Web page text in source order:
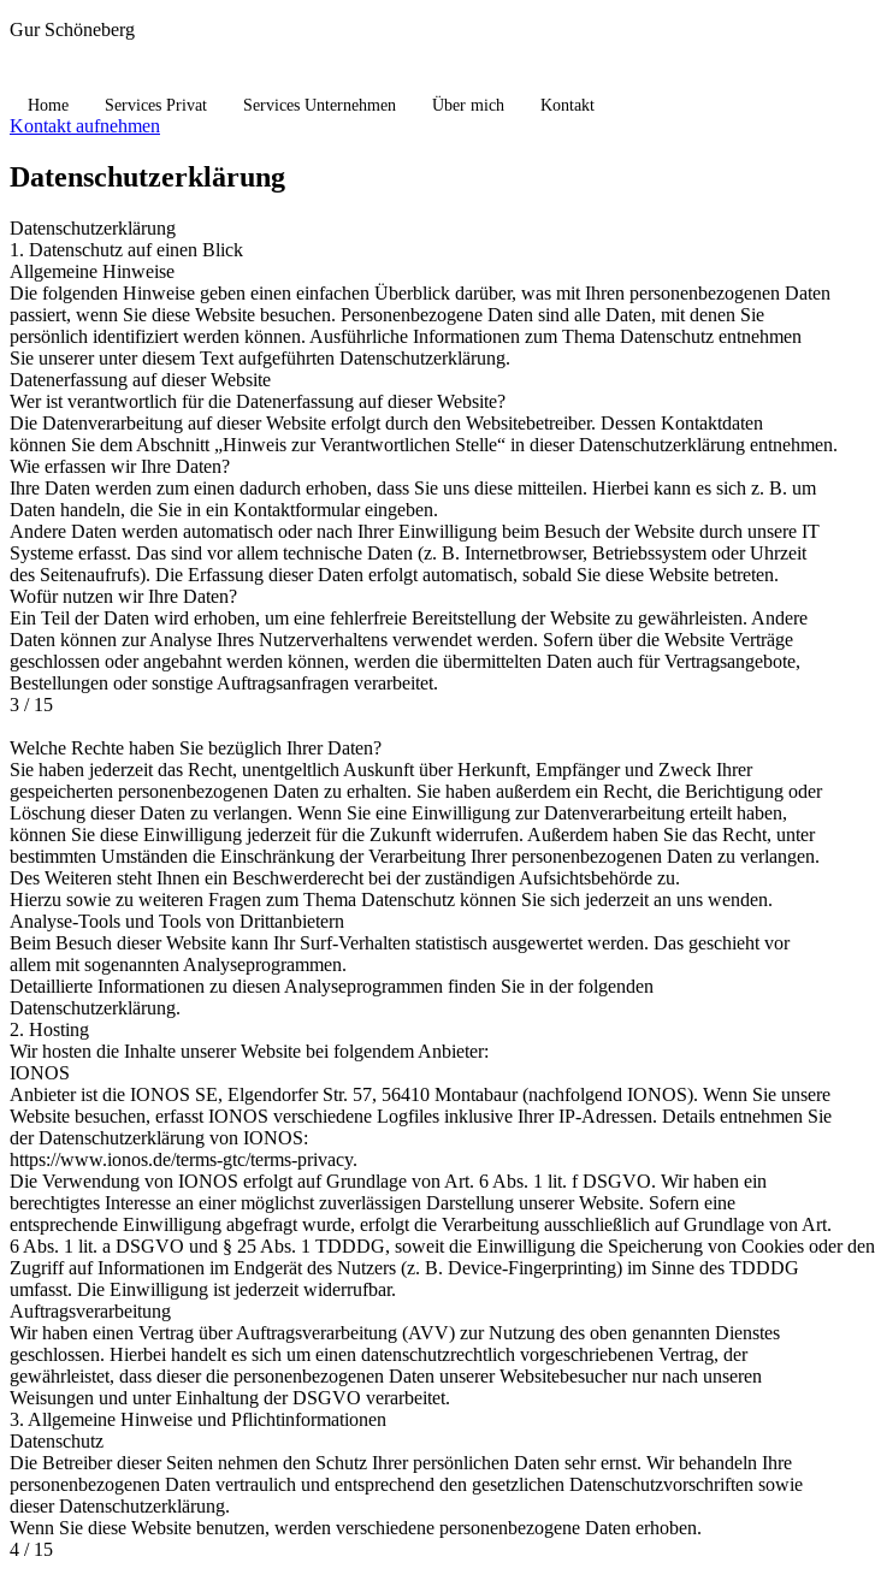
Gur Schöneberg
Home Services Privat Services Unternehmen Über mich Kontakt
Kontakt aufnehmen
Datenschutzerklärung
Datenschutzerklärung
1. Datenschutz auf einen Blick
Allgemeine Hinweise
Die folgenden Hinweise geben einen einfachen Überblick darüber, was mit Ihren personenbezogenen Daten
passiert, wenn Sie diese Website besuchen. Personenbezogene Daten sind alle Daten, mit denen Sie
persönlich identifiziert werden können. Ausführliche Informationen zum Thema Datenschutz entnehmen
Sie unserer unter diesem Text aufgeführten Datenschutzerklärung.
Datenerfassung auf dieser Website
Wer ist verantwortlich für die Datenerfassung auf dieser Website?
Die Datenverarbeitung auf dieser Website erfolgt durch den Websitebetreiber. Dessen Kontaktdaten
können Sie dem Abschnitt „Hinweis zur Verantwortlichen Stelle“ in dieser Datenschutzerklärung entnehmen.
Wie erfassen wir Ihre Daten?
Ihre Daten werden zum einen dadurch erhoben, dass Sie uns diese mitteilen. Hierbei kann es sich z. B. um
Daten handeln, die Sie in ein Kontaktformular eingeben.
Andere Daten werden automatisch oder nach Ihrer Einwilligung beim Besuch der Website durch unsere IT
Systeme erfasst. Das sind vor allem technische Daten (z. B. Internetbrowser, Betriebssystem oder Uhrzeit
des Seitenaufrufs). Die Erfassung dieser Daten erfolgt automatisch, sobald Sie diese Website betreten.
Wofür nutzen wir Ihre Daten?
Ein Teil der Daten wird erhoben, um eine fehlerfreie Bereitstellung der Website zu gewährleisten. Andere
Daten können zur Analyse Ihres Nutzerverhaltens verwendet werden. Sofern über die Website Verträge
geschlossen oder angebahnt werden können, werden die übermittelten Daten auch für Vertragsangebote,
Bestellungen oder sonstige Auftragsanfragen verarbeitet.
3 / 15
Welche Rechte haben Sie bezüglich Ihrer Daten?
Sie haben jederzeit das Recht, unentgeltlich Auskunft über Herkunft, Empfänger und Zweck Ihrer
gespeicherten personenbezogenen Daten zu erhalten. Sie haben außerdem ein Recht, die Berichtigung oder
Löschung dieser Daten zu verlangen. Wenn Sie eine Einwilligung zur Datenverarbeitung erteilt haben,
können Sie diese Einwilligung jederzeit für die Zukunft widerrufen. Außerdem haben Sie das Recht, unter
bestimmten Umständen die Einschränkung der Verarbeitung Ihrer personenbezogenen Daten zu verlangen.
Des Weiteren steht Ihnen ein Beschwerderecht bei der zuständigen Aufsichtsbehörde zu.
Hierzu sowie zu weiteren Fragen zum Thema Datenschutz können Sie sich jederzeit an uns wenden.
Analyse-Tools und Tools von Drittanbietern
Beim Besuch dieser Website kann Ihr Surf-Verhalten statistisch ausgewertet werden. Das geschieht vor
allem mit sogenannten Analyseprogrammen.
Detaillierte Informationen zu diesen Analyseprogrammen finden Sie in der folgenden
Datenschutzerklärung.
2. Hosting
Wir hosten die Inhalte unserer Website bei folgendem Anbieter:
IONOS
Anbieter ist die IONOS SE, Elgendorfer Str. 57, 56410 Montabaur (nachfolgend IONOS). Wenn Sie unsere
Website besuchen, erfasst IONOS verschiedene Logfiles inklusive Ihrer IP-Adressen. Details entnehmen Sie
der Datenschutzerklärung von IONOS:
https://www.ionos.de/terms-gtc/terms-privacy.
Die Verwendung von IONOS erfolgt auf Grundlage von Art. 6 Abs. 1 lit. f DSGVO. Wir haben ein
berechtigtes Interesse an einer möglichst zuverlässigen Darstellung unserer Website. Sofern eine
entsprechende Einwilligung abgefragt wurde, erfolgt die Verarbeitung ausschließlich auf Grundlage von Art.
6 Abs. 1 lit. a DSGVO und § 25 Abs. 1 TDDDG, soweit die Einwilligung die Speicherung von Cookies oder den
Zugriff auf Informationen im Endgerät des Nutzers (z. B. Device-Fingerprinting) im Sinne des TDDDG
umfasst. Die Einwilligung ist jederzeit widerrufbar.
Auftragsverarbeitung
Wir haben einen Vertrag über Auftragsverarbeitung (AVV) zur Nutzung des oben genannten Dienstes
geschlossen. Hierbei handelt es sich um einen datenschutzrechtlich vorgeschriebenen Vertrag, der
gewährleistet, dass dieser die personenbezogenen Daten unserer Websitebesucher nur nach unseren
Weisungen und unter Einhaltung der DSGVO verarbeitet.
3. Allgemeine Hinweise und Pflichtinformationen
Datenschutz
Die Betreiber dieser Seiten nehmen den Schutz Ihrer persönlichen Daten sehr ernst. Wir behandeln Ihre
personenbezogenen Daten vertraulich und entsprechend den gesetzlichen Datenschutzvorschriften sowie
dieser Datenschutzerklärung.
Wenn Sie diese Website benutzen, werden verschiedene personenbezogene Daten erhoben.
4 / 15